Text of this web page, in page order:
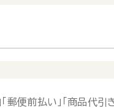
便前払い」「商品代引き